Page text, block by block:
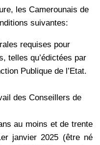
les Camerounais de
suivantes:
requises pour
telles qu’édictées par
Publique de l’Etat.
des Conseillers de
au moins et de trente
janvier 2025 (être né